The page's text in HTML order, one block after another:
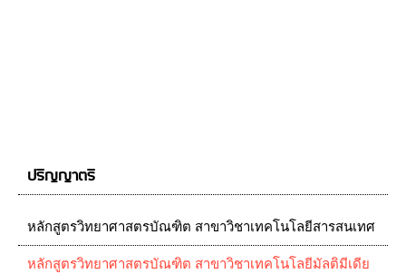
ปริญญาตรี
หลักสูตรวิทยาศาสตรบัณฑิต สาขาวิชาเทคโนโลยีสารสนเทศ
หลักสูตรวิทยาศาสตรบัณฑิต สาขาวิชาเทคโนโลยีมัลติมีเดีย